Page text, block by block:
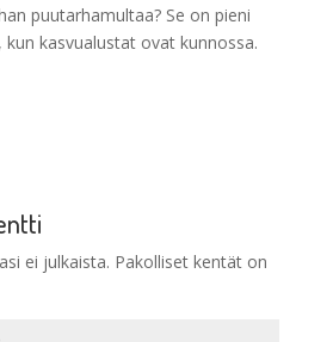
puutarhamultaa? Se on pieni
kasvualustat ovat kunnossa.
ei julkaista. Pakolliset kentät on